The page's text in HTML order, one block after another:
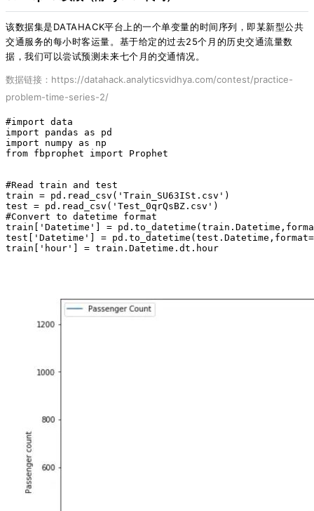
该数据集是DATAHACK平台上的一个单变量的时间序列，即某新型公共
交通服务的每小时客运量。 基于给定的过去25个月的历史交通流量数
据，我们可以尝试预测未来七个月的交通情况。
数据链接：https://datahack.analyticsvidhya.com/contest/practice-
problem-time-series-2/
#import data
import pandas as pd
import numpy as np
from fbprophet import Prophet
#Read train and test
train = pd.read_csv( 'Train_SU63ISt.csv' )
test = pd.read_csv( 'Test_0qrQsBZ.csv' )
#Convert to datetime format
train[ 'Datetime' ] =
test[ 'Datetime' ] = pd.to_datetime(test.Datetime,format=
train[ 'hour' ] = train.Datetime.dt.hour